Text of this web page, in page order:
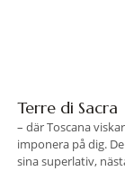
Terre di Sacra
– där Toscana
imponera på dig.
sina superlativ,